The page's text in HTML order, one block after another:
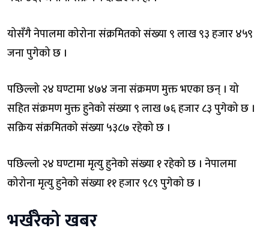
योसँगै नेपालमा कोरोना संक्रमितको संख्या ९ लाख ९३ हजार ४५९
जना पुगेको छ ।
पछिल्लो २४ घण्टामा ४७४ जना संक्रमण मुक्त भएका छन् । यो
सहित संक्रमण मुक्त हुनेको संख्या ९ लाख ७६ हजार ८३ पुगेको छ ।
सक्रिय संक्रमितको संख्या ५३८७ रहेको छ ।
पछिल्लो २४ घण्टामा मृत्यु हुनेको संख्या १ रहेको छ । नेपालमा
कोरोना मृत्यु हुनेको संख्या ११ हजार ९८९ पुगेको छ ।
भर्खरैको खबर